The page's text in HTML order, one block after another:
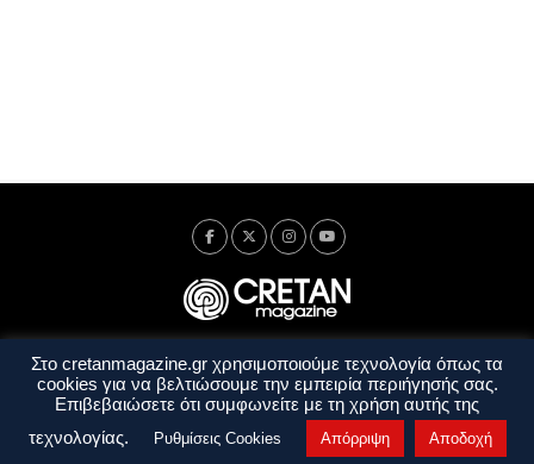
Ταυτότητα Πολιτική Απορρήτου
Όροι Χρήσης
Όροι και Προϋποθέσεις
Στο cretanmagazine.gr χρησιμοποιούμε τεχνολογία όπως τα
cookies για να βελτιώσουμε την εμπειρία περιήγησής σας.
Επιβεβαιώσετε ότι συμφωνείτε με τη χρήση αυτής της
τεχνολογίας.
Ρυθμίσεις Cookies Απόρριψη Αποδοχή